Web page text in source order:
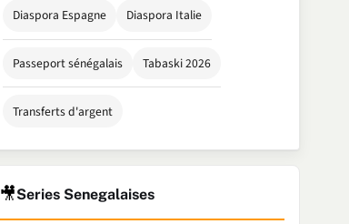
Diaspora Espagne Diaspora Italie
Passeport sénégalais Tabaski 2026
Transferts d'argent
🎥Series Senegalaises